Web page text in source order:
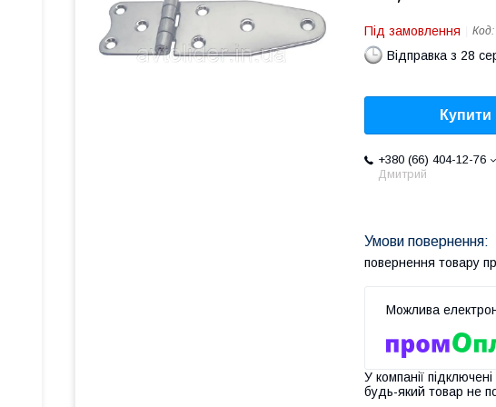
Під замовлення Код:
Відправка з 28
Купити
+380 (66) 404-12-76
Дмитрий
повернення товару
У компанії
будь-який товар не